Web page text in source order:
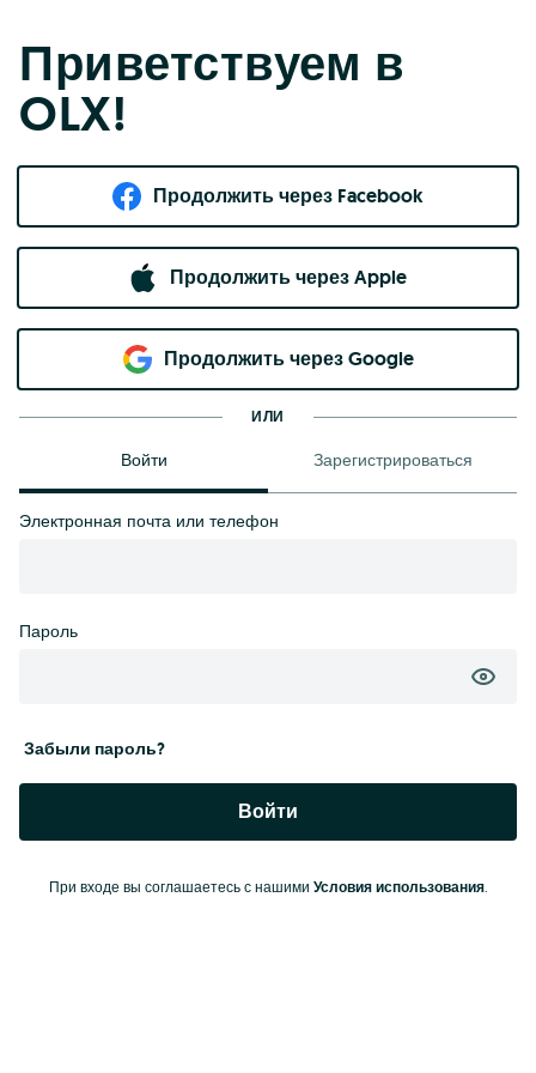
Приветствуем в
OLX!
Продолжить через Facebook
Продолжить через Apple
Продолжить через Google
ИЛИ
Войти Зарегистрироваться
Электронная почта или телефон
Пароль
Забыли пароль?
Войти
При входе вы соглашаетесь с нашими Условия использования.